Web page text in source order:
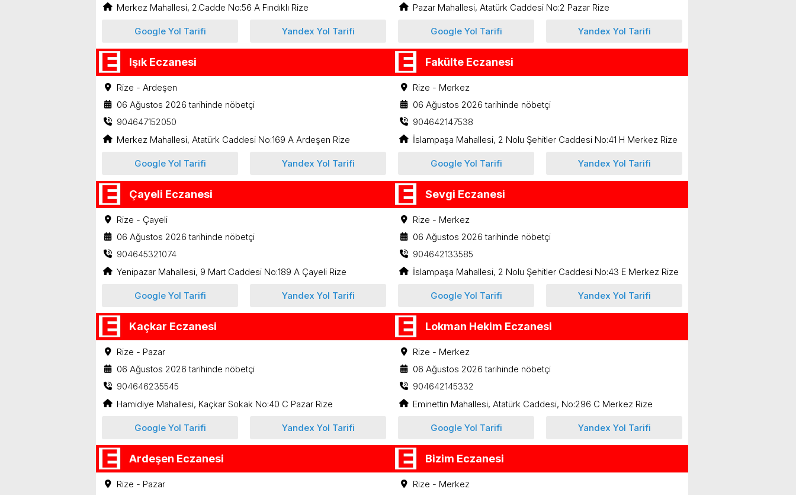
Merkez Mahallesi, 2.Cadde No:56 A Fındıklı Rize
Google Yol Tarifi Yandex Yol Tarifi
Pazar Mahallesi, Atatürk Caddesi No:2 Pazar Rize
Google Yol Tarifi Yandex Yol Tarifi
Işık Eczanesi
Rize - Ardeşen
06 Ağustos 2026 tarihinde nöbetçi
904647152050
Merkez Mahallesi, Atatürk Caddesi No:169 A Ardeşen Rize
Google Yol Tarifi Yandex Yol Tarifi
Fakülte Eczanesi
Rize - Merkez
06 Ağustos 2026 tarihinde nöbetçi
904642147538
İslampaşa Mahallesi, 2 Nolu Şehitler Caddesi No:41 H Merkez Rize
Google Yol Tarifi Yandex Yol Tarifi
Çayeli Eczanesi
Rize - Çayeli
06 Ağustos 2026 tarihinde nöbetçi
904645321074
Yenipazar Mahallesi, 9 Mart Caddesi No:189 A Çayeli Rize
Google Yol Tarifi Yandex Yol Tarifi
Sevgi Eczanesi
Rize - Merkez
06 Ağustos 2026 tarihinde nöbetçi
904642133585
İslampaşa Mahallesi, 2 Nolu Şehitler Caddesi No:43 E Merkez Rize
Google Yol Tarifi Yandex Yol Tarifi
Kaçkar Eczanesi
Rize - Pazar
06 Ağustos 2026 tarihinde nöbetçi
904646235545
Hamidiye Mahallesi, Kaçkar Sokak No:40 C Pazar Rize
Google Yol Tarifi Yandex Yol Tarifi
Lokman Hekim Eczanesi
Rize - Merkez
06 Ağustos 2026 tarihinde nöbetçi
904642145332
Eminettin Mahallesi, Atatürk Caddesi, No:296 C Merkez Rize
Google Yol Tarifi Yandex Yol Tarifi
Ardeşen Eczanesi
Rize - Pazar
Bizim Eczanesi
Rize - Merkez